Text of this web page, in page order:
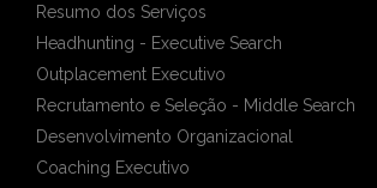
Resumo dos Serviços
Headhunting - Executive Search
Outplacement Executivo
Recrutamento e Seleção - Middle Search
Desenvolvimento Organizacional
Coaching Executivo